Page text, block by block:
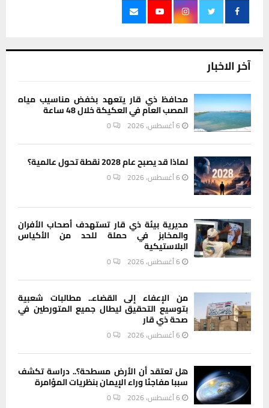
آخر الاخبار
محافظ ذي قار يتعهد بخفض مناسيب مياه
المصب العام في العكيكة خلال 48 ساعة
6 أغسطس، 2026 0
لماذا قد يصبح عام 2028 نقطة تحول عالمية؟
6 أغسطس، 2026 0
مديرية بيئة ذي قار تستهدف أصحاب الأفران
والمخابز في حملة للحد من الأكياس
البلاستيكية
6 أغسطس، 2026 0
من الإعفاء إلى القضاء.. مطالبات شعبية
بتوسيع التحقيق ليطال جميع المتورطين في
صحة ذي قار
6 أغسطس، 2026 0
هل تعتقد أن الأرض مسطحة؟.. دراسة تكشف
سببا مفاجئا وراء الإيمان بنظريات المؤامرة
6 أغسطس، 2026 0